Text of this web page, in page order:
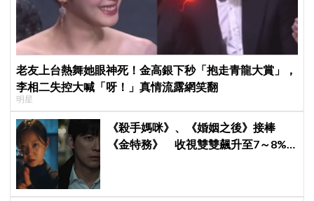
老友上台熱舞她眼神死！金高銀下秒「抱走青龍大賞」，
李相二失控大喊「呀！」真情流露網笑翻
明星
《殺手媽咪》、《婚姻之後》接棒
《金特務》 收視雙雙飆升至7～8%